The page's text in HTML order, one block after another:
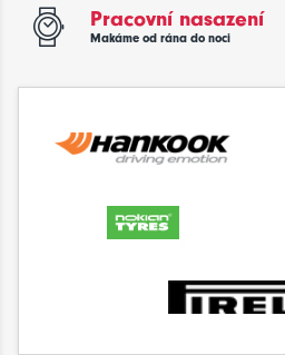
Pracovní nasazení
Makáme od rána do noci